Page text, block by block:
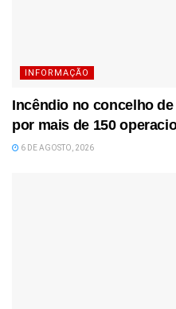
INFORMAÇÃO
Incêndio no concelho
por mais de 150
6 DE AGOSTO, 2026